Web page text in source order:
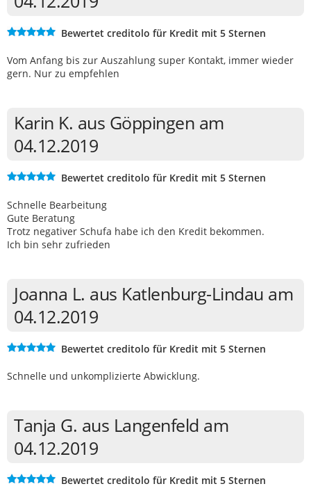
Bewertet creditolo für Kredit mit 5 Sternen
Vom Anfang bis zur Auszahlung super Kontakt, immer wieder
gern. Nur zu empfehlen
Karin K. aus Göppingen am
04.12.2019
Bewertet creditolo für Kredit mit 5 Sternen
Schnelle Bearbeitung
Gute Beratung
Trotz negativer Schufa habe ich den Kredit bekommen.
Ich bin sehr zufrieden
Joanna L. aus Katlenburg-Lindau am
04.12.2019
Bewertet creditolo für Kredit mit 5 Sternen
Schnelle und unkomplizierte Abwicklung.
Tanja G. aus Langenfeld am
04.12.2019
Bewertet creditolo für Kredit mit 5 Sternen